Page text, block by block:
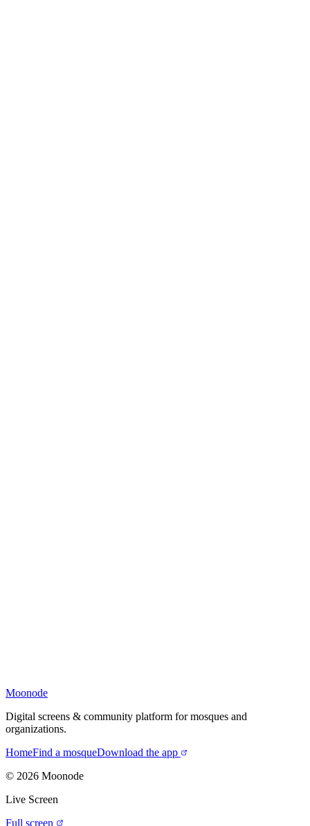
Moonode
Digital screens & community platform for mosques and
organizations.
HomeFind a mosqueDownload the app
© 2026 Moonode
Live Screen
Full screen